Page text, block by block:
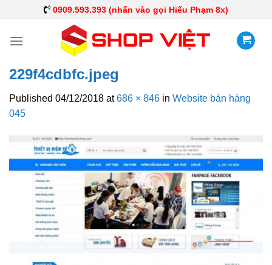
0909.593.393 (nhấn vào gọi Hiếu Phạm 8x)
229f4cdbfc.jpeg
Published 04/12/2018 at686 × 846 in Website bán hàng
045